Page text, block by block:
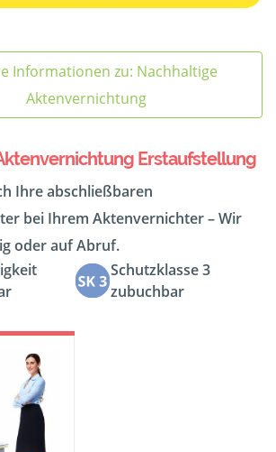
Informationen zu: Nachhaltige
Aktenvernichtung
Erstaufstellung
Ihre abschließbaren
bei Ihrem Aktenvernichter – Wir
oder auf Abruf.
Schutzklasse 3
zubuchbar